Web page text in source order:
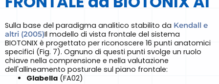
Sulla base del paradigma analitico stabilito da Kendall e
altri (2005)Il modello di vista frontale del sistema
BIOTONIX è progettato per riconoscere 16 punti anatomici
specifici (Fig. 7). Ognuno di questi punti svolge un ruolo
chiave nella comprensione e nella valutazione
dell'allineamento posturale sul piano frontale:
Glabella(FA02)